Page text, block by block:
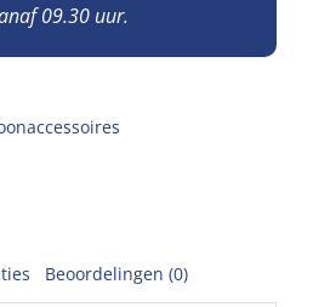
09.30 uur.
Beoordelingen (0)